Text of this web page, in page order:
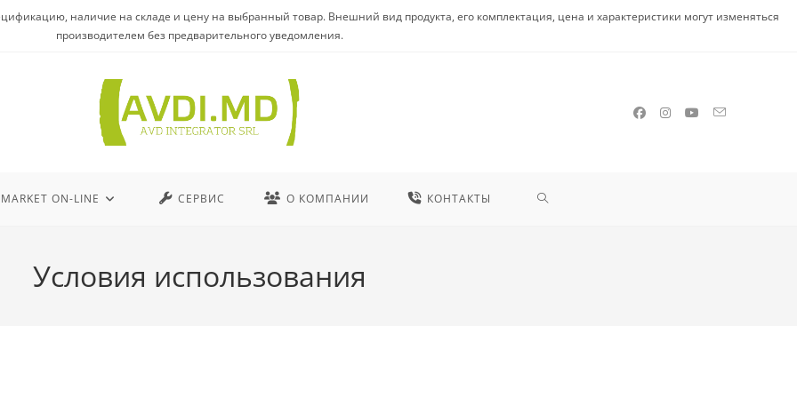
наличие на складе и цену на выбранный товар. Внешний вид продукта, его комплектация, цена и характеристики могут изменяться
производителем без предварительного уведомления.
MARKET ON-LINE СЕРВИС О КОМПАНИИ КОНТАКТЫ
Условия использования